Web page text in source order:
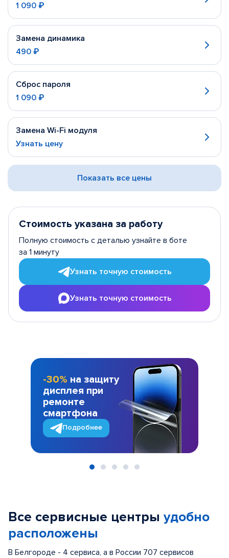
1 090 ₽
Замена динамика
490 ₽
Сброс пароля
1 090 ₽
Замена Wi-Fi модуля
Узнать цену
Показать все цены
Стоимость указана за работу
Полную стоимость с деталью узнайте в боте
за 1 минуту
Узнать точную стоимость
Узнать точную стоимость
-30% на защиту
дисплея при
ремонте
смартфона
Подробнее
Все сервисные центры удобно
расположены
В Белгороде - 4 сервиса, а в России 707 сервисов